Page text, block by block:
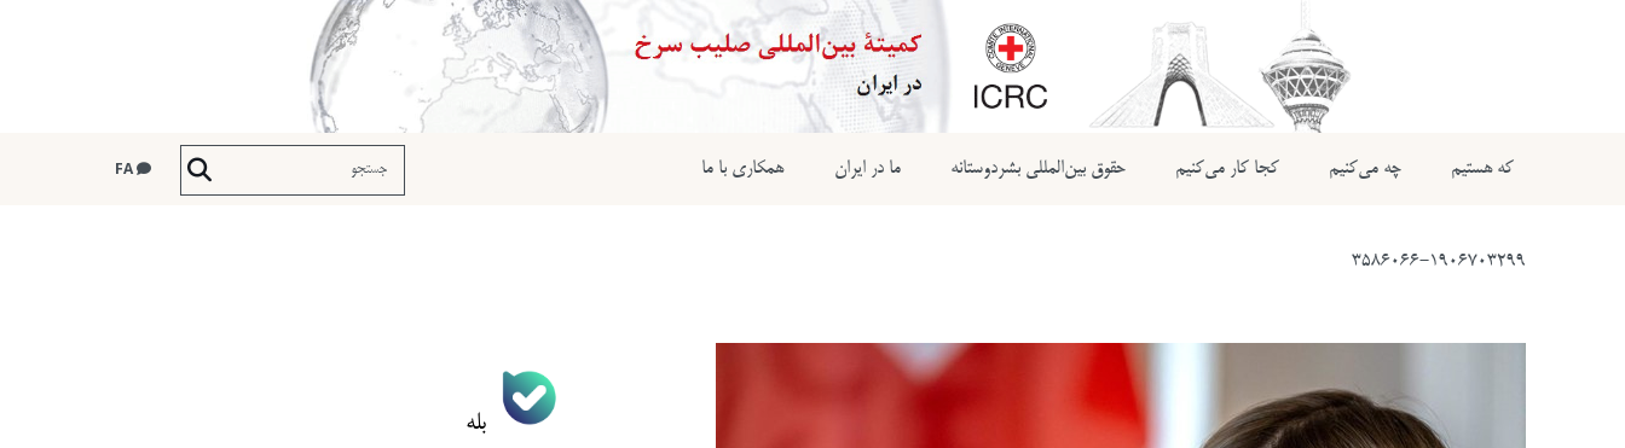
که هستیم چه می‌کنیم کجا کار می‌کنیم حقوق بین‌المللی بشردوستانه ما در ایران همکاری با ما
3586066-1906703299
بله